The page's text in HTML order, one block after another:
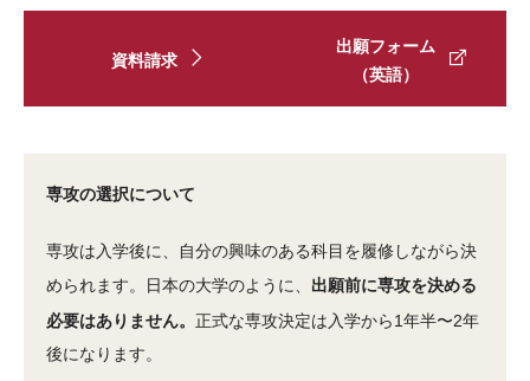
その他の奨学金・教育ローン
ビザ情報（英語）
資料請求
出願フォーム
（英語）
専攻の選択について
専攻は入学後に、自分の興味のある科目を履修しながら決
められます。日本の大学のように、 出願前に専攻を決める
必要はありません。 正式な専攻決定は入学から1年半〜2年
後になります。